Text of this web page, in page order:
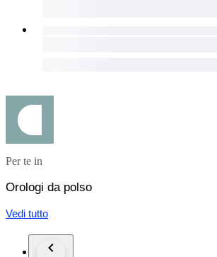
Per te in
Orologi da polso
Vedi tutto